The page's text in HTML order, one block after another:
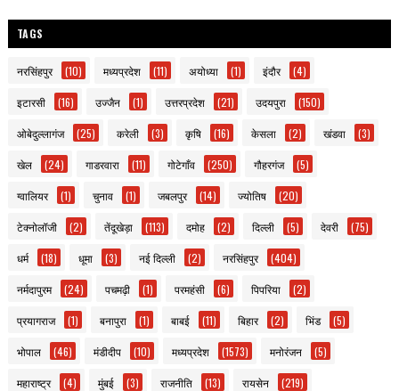
TAGS
नरसिंहपुर (10) मध्यप्रदेश (11) अयोध्या (1) इंदौर (4)
इटारसी (16) उज्जैन (1) उत्तरप्रदेश (21) उदयपुरा (150)
ओबेदुल्लागंज (25) करेली (3) कृषि (16) केसला (2) खंडवा (3)
खेल (24) गाडरवारा (11) गोटेगाँव (250) गौहरगंज (5)
ग्वालियर (1) चुनाव (1) जबलपुर (14) ज्योतिष (20)
टेक्नोलॉजी (2) तेंदूखेड़ा (113) दमोह (2) दिल्ली (5) देवरी (75)
धर्म (18) धूमा (3) नई दिल्ली (2) नरसिंहपुर (404)
नर्मदापुरम (24) पचमढ़ी (1) परमहंसी (6) पिपरिया (2)
प्रयागराज (1) बनापुरा (1) बाबई (11) बिहार (2) भिंड (5)
भोपाल (46) मंडीदीप (10) मध्यप्रदेश (1573) मनोरंजन (5)
महाराष्ट्र (4) मुंबई (3) राजनीति (13) रायसेन (219)